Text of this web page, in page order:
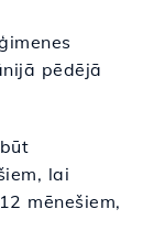
pēdējā
lai
mēnešiem,